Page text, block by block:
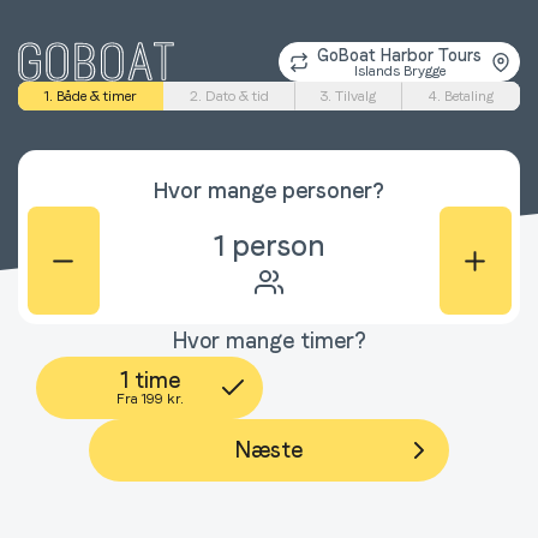
GoBoat Harbor Tours
Islands Brygge
1. Både & timer
2. Dato & tid 3. Tilvalg 4. Betaling
Hvor mange personer?
1 person
Hvor mange timer?
1 time
Fra 199 kr.
Næste